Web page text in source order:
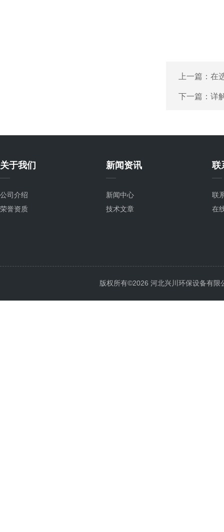
上一篇： 在
下一篇： 详
关于我们
公司介绍
荣誉资质
新闻资讯
新闻中心
技术文章
联
联
在
版权所有©2026 河北兴川环保设备有